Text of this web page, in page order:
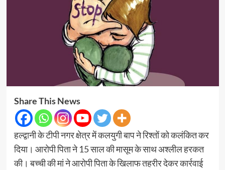
Share This News
हल्द्वानी के टीपी नगर क्षेत्र में कलयुगी बाप ने रिश्तों को कलंकित कर
दिया। आरोपी पिता ने 15 साल की मासूम के साथ अश्लील हरकत
की। बच्ची की मां ने आरोपी पिता के खिलाफ तहरीर देकर कार्रवाई